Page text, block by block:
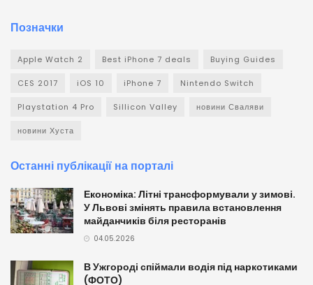
Позначки
Apple Watch 2 Best iPhone 7 deals Buying Guides
CES 2017 iOS 10 iPhone 7 Nintendo Switch
Playstation 4 Pro Sillicon Valley новини Сваляви
новини Хуста
Останні публікації на порталі
Економіка: Літні трансформували у зимові.
У Львові змінять правила встановлення
майданчиків біля ресторанів
04.05.2026
В Ужгороді спіймали водія під наркотиками
(ФОТО)